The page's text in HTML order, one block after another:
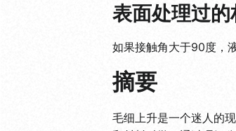
表面处理过的
如果接触角大于90度，
摘要
毛细上升是一个迷人的